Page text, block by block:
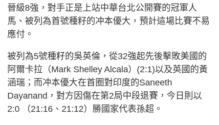
晉級8強，對手正是上站中華台北公開賽的冠軍人
馬、被列為首號種籽的冲本優大，預計這場比賽不易
應付。
被列為5號種籽的吳英倫，從32強起先後擊敗美國的
阿爾卡拉（Mark Shelley Alcala）(2:1)以及英國的黃
涵瑞；而冲本優大在首圈對印度的Saneeth
Dayanand，對方因傷在第2局中段退賽，今日則以
2:0 （21:16、21:12）勝國家代表孫超。